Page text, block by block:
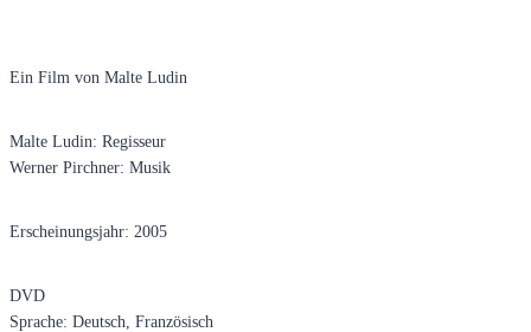
Ein Film von Malte Ludin
Malte Ludin: Regisseur
Werner Pirchner: Musik
Erscheinungsjahr: 2005
DVD
Sprache: Deutsch, Französisch